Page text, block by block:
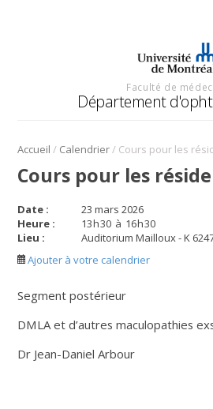
Faculté de
Département
Accueil / Calendrier/ Cours pour les
Cours pour les
Date :
23 mars 2026
Heure :
13h30 à 16h30
Lieu :
Auditorium Mailloux - K
Ajouter à votre calendrier
Segment postérieur
DMLA et d’autres maculopathies
Dr Jean-Daniel Arbour